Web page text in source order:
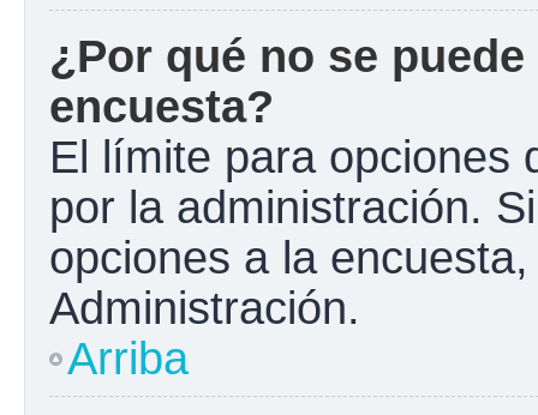
¿Por qué no se
encuesta?
El límite para opciones
por la administración.
opciones a la
Administración.
Arriba